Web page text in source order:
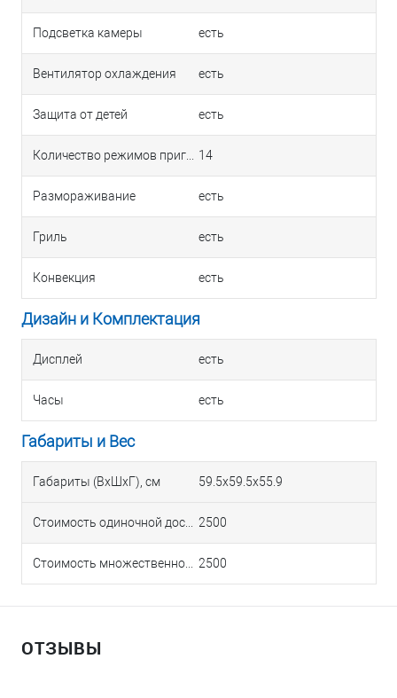
Подсветка камеры есть
Вентилятор охлаждения есть
Защита от детей есть
14
Размораживание есть
Гриль есть
Конвекция есть
Дизайн и Комплектация
Дисплей есть
Часы есть
Габариты и Вес
Габариты (ВхШхГ), см 59.5х59.5х55.9
2500
2500
ОТЗЫВЫ